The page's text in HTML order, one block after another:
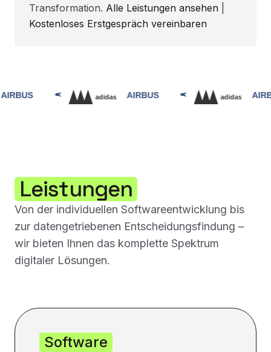
Transformation. Alle Leistungen ansehen
Kostenloses Erstgespräch vereinbaren
Leistungen
Von der individuellen Softwareentwicklung bis
zur datengetriebenen Entscheidungsfindung –
wir bieten Ihnen das komplette Spektrum
digitaler Lösungen.
Software